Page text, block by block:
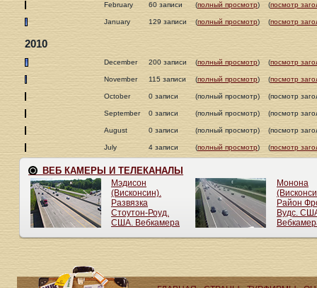
February 60 записи (полный просмотр) (посмотр
January 129 записи (полный просмотр) (посмотр
2010
December 200 записи (полный просмотр) (посмотр
November 115 записи (полный просмотр) (посмотр
October 0 записи (полный просмотр) (посмотр
September 0 записи (полный просмотр) (посмотр
August 0 записи (полный просмотр) (посмотр
July 4 записи (полный просмотр) (посмотр